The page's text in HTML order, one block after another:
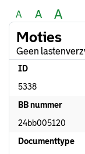
A A A
Moties
Geen
ID
5338
BB nummer
24bb005120
Documenttype